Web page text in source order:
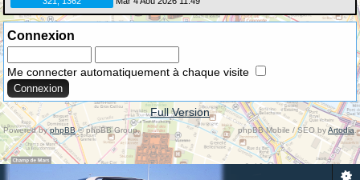
Connexion
Me connecter automatiquement à chaque visite
Full Version
Powered byphpBB© phpBB Group. phpBB Mobile / SEO byArtodia .